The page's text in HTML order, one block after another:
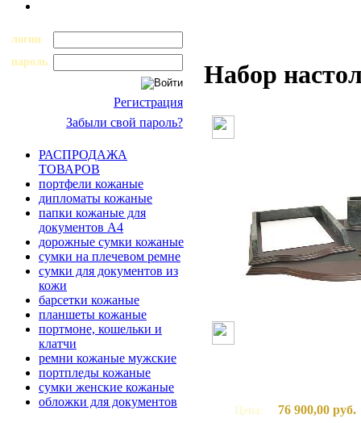
логин
пароль
Регистрация
Забыли свой пароль?
РАСПРОДАЖА
ТОВАРОВ
портфели кожаные
дипломаты кожаные
папки кожаные для
документов А4
дорожные сумки кожаные
сумки на плечевом ремне
сумки для документов из
кожи
барсетки кожаные
планшеты кожаные
портмоне, кошельки и
клатчи
ремни кожаные мужские
портпледы кожаные
сумки женские кожаные
обложки для документов
Набор
Цена: 76 900,00 руб.